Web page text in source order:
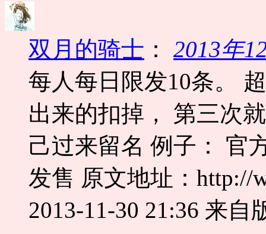
双月的骑士 ： 2013年
每人每日限发10条。
出来的扣掉， 第三次
己过来留名 例子： 官
发售 原文地址：http://
2013-11-30 21:36 来自